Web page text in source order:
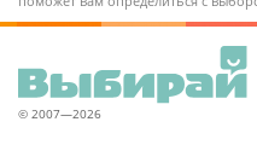
© 2007—2026